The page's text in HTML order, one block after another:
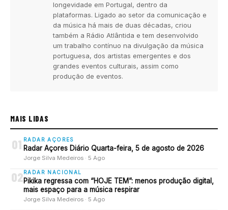
longevidade em Portugal, dentro da
plataformas. Ligado ao setor da comunicação e
da música há mais de duas décadas, criou
também a Rádio Atlântida e tem desenvolvido
um trabalho contínuo na divulgação da música
portuguesa, dos artistas emergentes e dos
grandes eventos culturais, assim como
produção de eventos.
MAIS LIDAS
01 RADAR AÇORES
Radar Açores Diário Quarta-feira, 5 de agosto de 2026
Jorge Silva Medeiros · 5 Ago
02 RADAR NACIONAL
Pikika regressa com “HOJE TEM”: menos produção digital,
mais espaço para a música respirar
Jorge Silva Medeiros · 5 Ago